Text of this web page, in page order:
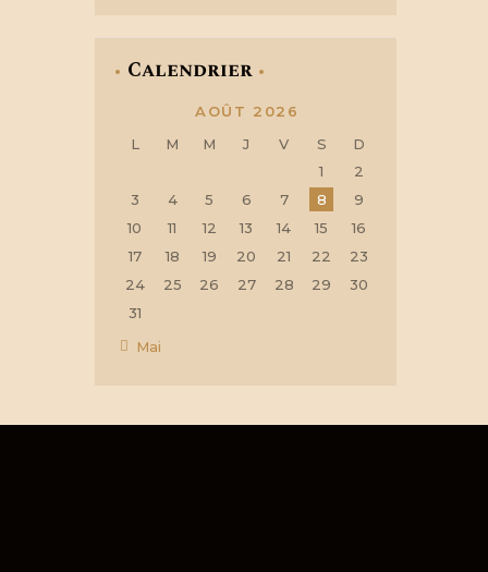
Calendrier
AOÛT 2026
L
M M J V S
D
1
2
3
4 5 6 7 8
9
10
11 12 13 14 15
16
17
18 19 20 21 22
23
24
25 26 27 28 29
30
31
« Mai